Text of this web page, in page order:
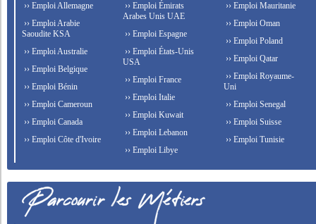
›› Emploi Allemagne
›› Emploi Arabie
Saoudite KSA
›› Emploi Australie
›› Emploi Belgique
›› Emploi Bénin
›› Emploi Cameroun
›› Emploi Canada
›› Emploi Côte d'Ivoire
›› Emploi Émirats
Arabes Unis UAE
›› Emploi Espagne
›› Emploi États-Unis
USA
›› Emploi France
›› Emploi Italie
›› Emploi Kuwait
›› Emploi Lebanon
›› Emploi Libye
›› Emploi Mauritanie
›› Emploi Oman
›› Emploi Poland
›› Emploi Qatar
›› Emploi Royaume-
Uni
›› Emploi Senegal
›› Emploi Suisse
›› Emploi Tunisie